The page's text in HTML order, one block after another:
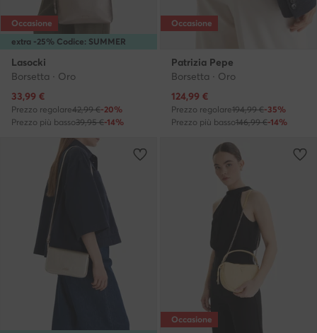
extra -25% Codice: SUMMER
Occasione
Lasocki
Borsetta · Oro
Prezzo attuale
33,99 €
Prezzo regolare42,99 €-20%
Prezzo più basso39,95 €-14%
Occasione
Patrizia Pepe
Borsetta · Oro
Prezzo attuale
124,99 €
Prezzo regolare194,99 €-35%
Prezzo più basso146,99 €-14%
Occasione